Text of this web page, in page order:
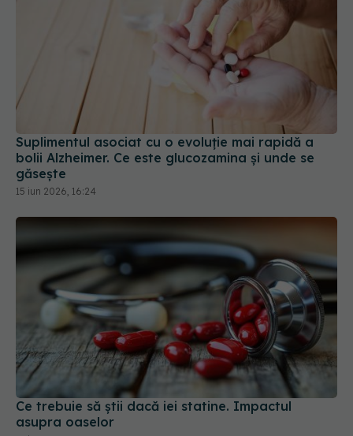
Suplimentul asociat cu o evoluție mai rapidă a
bolii Alzheimer. Ce este glucozamina și unde se
găsește
15 iun 2026, 16:24
Ce trebuie să știi dacă iei statine. Impactul
asupra oaselor
15 iun 2026, 18:52